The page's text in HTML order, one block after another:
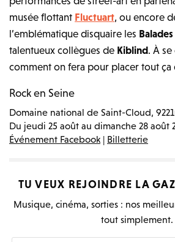
musée flottant Fluctuart, ou encore
l’emblématique disquaire les
talentueux collègues de Kiblind. À
comment on fera pour placer tout ça
Rock en Seine
Domaine national de Saint-Cloud,
Du jeudi 25 août au dimanche 28 août
Événement Facebook | Billetterie
TU VEUX REJOINDRE LA
Musique, cinéma, sorties : nos
tout simplement.